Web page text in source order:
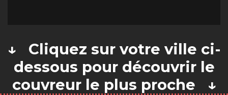
↓ Cliquez sur votre ville ci-
dessous pour découvrir le
couvreur le plus proche ↓